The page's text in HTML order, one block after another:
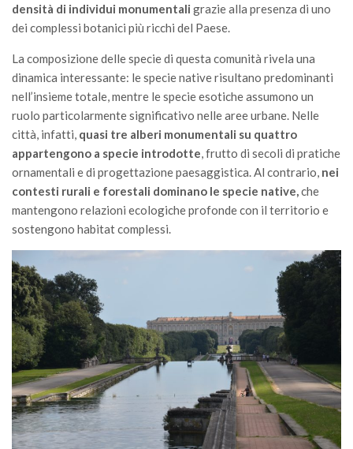
densità di individui monumentali grazie alla presenza di uno
dei complessi botanici più ricchi del Paese.
La composizione delle specie di questa comunità rivela una
dinamica interessante: le specie native risultano predominanti
nell’insieme totale, mentre le specie esotiche assumono un
ruolo particolarmente significativo nelle aree urbane. Nelle
città, infatti, quasi tre alberi monumentali su quattro
appartengono a specie introdotte, frutto di secoli di pratiche
ornamentali e di progettazione paesaggistica. Al contrario, nei
contesti rurali e forestali dominano le specie native,che
mantengono relazioni ecologiche profonde con il territorio e
sostengono habitat complessi.